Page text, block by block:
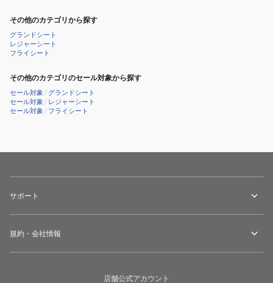
その他のカテゴリから探す
グランドシート
レジャーシート
フライシート
その他のカテゴリのセール対象から探す
セール対象 / グランドシート
セール対象 / レジャーシート
セール対象 / フライシート
サポート
規約・会社情報
店舗公式アカウント